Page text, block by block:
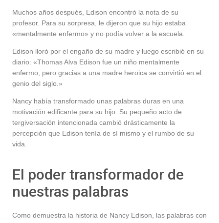
Muchos años después, Edison encontró la nota de su
profesor. Para su sorpresa, le dijeron que su hijo estaba
«mentalmente enfermo» y no podía volver a la escuela.
Edison lloró por el engaño de su madre y luego escribió en su
diario: «Thomas Alva Edison fue un niño mentalmente
enfermo, pero gracias a una madre heroica se convirtió en el
genio del siglo.»
Nancy había transformado unas palabras duras en una
motivación edificante para su hijo. Su pequeño acto de
tergiversación intencionada cambió drásticamente la
percepción que Edison tenía de sí mismo y el rumbo de su
vida.
El poder transformador de
nuestras palabras
Como demuestra la historia de Nancy Edison, las palabras con